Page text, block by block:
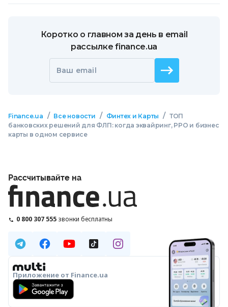
Коротко о главном за день в email
рассылке finance.ua
Ваш email
Finance.ua / Все новости / Финтех и Карты / ТОП
банковских решений для ФЛП: когда эквайринг, РРО и бизнес
карты в одном сервисе
Рассчитывайте на
0 800 307 555 звонки бесплатны
Приложение от Finance.ua